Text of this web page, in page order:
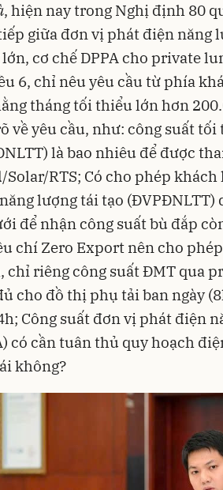
, hiện nay trong Nghị định 80
giữa đơn vị phát điện năng
cơ chế DPPA cho private
6, chỉ nêu yêu cầu từ phía
tháng tối thiểu lớn hơn
về yêu cầu, như: công suất
là bao nhiêu để được
Solar/RTS; Có cho phép
lượng tái tạo (ĐVPĐNLTT)
để nhận công suất bù đắp
chí Zero Export nên cho
chỉ riêng công suất ĐMT qua
cho đồ thị phụ tải ban ngày
Công suất đơn vị phát điện
có cần tuân thủ quy hoạch
không?